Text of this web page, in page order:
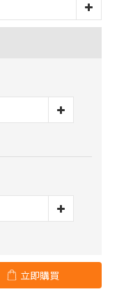
立即購買